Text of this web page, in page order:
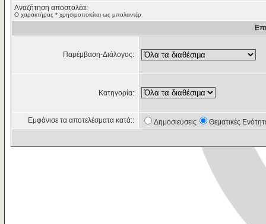
Αναζήτηση αποστολέα:
Ο χαρακτήρας * χρησιμοποιείται ως μπαλαντέρ
Παρέμβαση-Διάλογος:
Κατηγορία:
Εμφάνισε τα αποτελέσματα κατά:: Δημοσιεύσεις Θεματικές